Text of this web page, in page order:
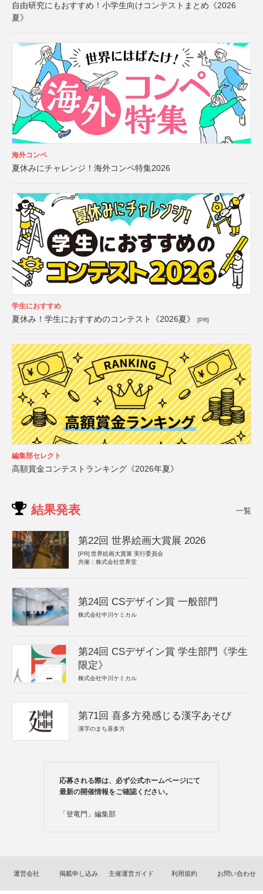
自由研究にもおすすめ！小学生向けコンテストまとめ《2026
夏》
海外コンペ
夏休みにチャレンジ！海外コンペ特集2026
学生におすすめ
夏休み！学生におすすめのコンテスト《2026夏》 [PR]
編集部セレクト
高額賞金コンテストランキング《2026年夏》
結果発表 一覧
第22回 世界絵画大賞展 2026
[PR] 世界絵画大賞展 実行委員会
共催：株式会社世界堂
第24回 CSデザイン賞 一般部門
株式会社中川ケミカル
第24回 CSデザイン賞 学生部門《学生
限定》
株式会社中川ケミカル
第71回 喜多方発感じる漢字あそび
漢字のまち喜多方
応募される際は、必ず公式ホームページにて
最新の開催情報をご確認ください。
「登竜門」編集部
運営会社 掲載申し込み 主催運営ガイド 利用規約 お問い合わせ